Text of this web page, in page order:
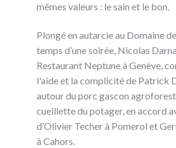
mêmes valeurs : le sain et le bon.
Plongé en autarcie au Domaine
temps d’une soirée, Nicolas
Restaurant Neptune à Genève,
l'aide et la complicité de Patrick
autour du porc gascon
cueillette du potager, en accord
d’Olivier Techer à Pomerol et
à Cahors.